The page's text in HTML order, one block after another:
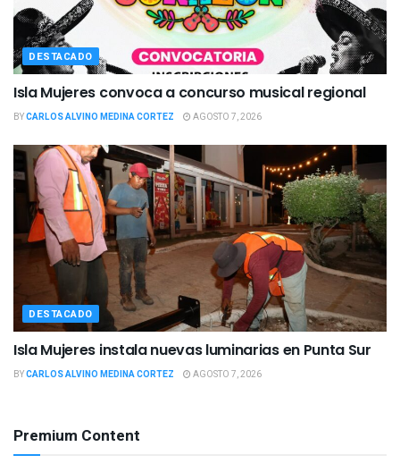
DESTACADO
Isla Mujeres convoca a concurso musical regional
BYCARLOS ALVINO MEDINA CORTEZ AGOSTO 7, 2026
DESTACADO
Isla Mujeres instala nuevas luminarias en Punta Sur
BYCARLOS ALVINO MEDINA CORTEZ AGOSTO 7, 2026
Premium Content